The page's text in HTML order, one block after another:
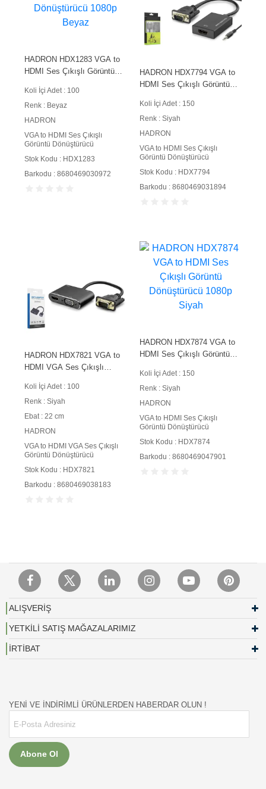
HADRON HDX1283 VGA to
HDMI Ses Çıkışlı Görüntü
Koli İçi Adet : 100
Renk : Beyaz
HADRON
VGA to HDMI Ses Çıkışlı
Görüntü Dönüştürücü
Stok Kodu : HDX1283
Barkodu : 8680469030972
HADRON HDX7794 VGA to
HDMI Ses Çıkışlı Görüntü
Koli İçi Adet : 150
Renk : Siyah
HADRON
VGA to HDMI Ses Çıkışlı
Görüntü Dönüştürücü
Stok Kodu : HDX7794
Barkodu : 8680469031894
HADRON HDX7821 VGA to
HDMI VGA Ses Çıkışlı
22 cm Siyah
Koli İçi Adet : 100
Renk : Siyah
Ebat : 22 cm
HADRON
VGA to HDMI VGA Ses Çıkışlı
Görüntü Dönüştürücü
Stok Kodu : HDX7821
Barkodu : 8680469038183
HADRON HDX7874 VGA to
HDMI Ses Çıkışlı Görüntü
Koli İçi Adet : 150
Renk : Siyah
HADRON
VGA to HDMI Ses Çıkışlı
Görüntü Dönüştürücü
Stok Kodu : HDX7874
Barkodu : 8680469047901
ALIŞVERİŞ
YETKİLİ SATIŞ MAĞAZALARIMIZ
İRTİBAT
YENİ VE İNDİRİMLİ ÜRÜNLERDEN HABERDAR OLUN !
Abone Ol